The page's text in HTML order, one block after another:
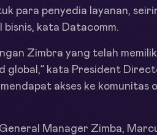
para penyedia layanan,
kata Datacomm.
Zimbra yang telah
kata President
akses ke komunitas
Manager Zimba,